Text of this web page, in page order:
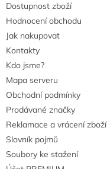
Dostupnost zboží
Hodnocení obchodu
Jak nakupovat
Kontakty
Kdo jsme?
Mapa serveru
Obchodní podmínky
Prodávané značky
Reklamace a vrácení zboží
Slovník pojmů
Soubory ke stažení